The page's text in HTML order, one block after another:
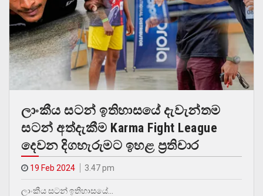
ලාංකීය සටන් ඉතිහාසයේ දැවැන්තම
සටන් අත්දැකීම Karma Fight League
දෙවන දිගහැරුමට ඉහළ ප්‍රතිචාර
19 Feb 2024 3.47 pm
ලාංකීය සටන් ඉතිහාසයේ…